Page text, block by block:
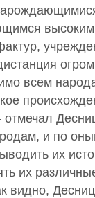
всем
и по
их
их
видно,